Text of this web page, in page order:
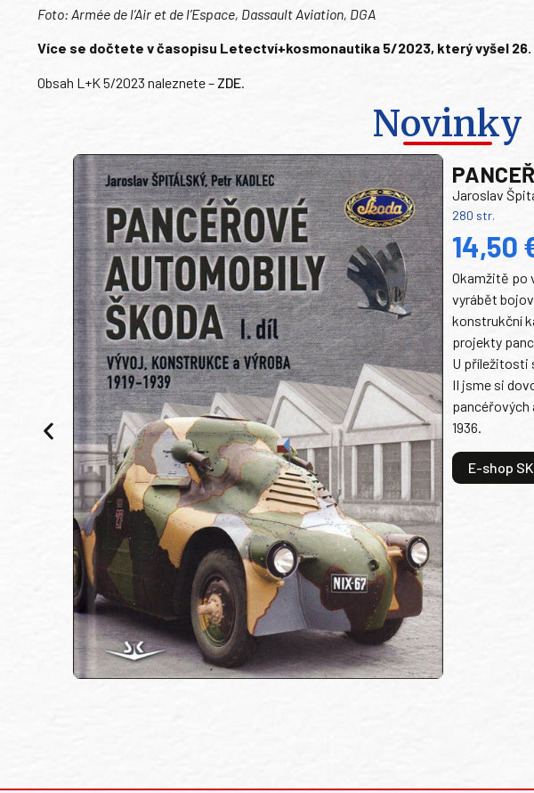
Foto: Armée de l’Air et de l’Espace, Dassault Aviation, DGA
Více se dočtete v časopisu Letectví+kosmonautika 5/2023, který vyšel 26.
Obsah L+K 5/2023 naleznete – ZDE
Novinky
Jaroslav
280 str.
14,50
Okamžitě po
vyrábět
konstrukční
projekty
U příležitosti
II jsme si
pancéřových
1936.
E-shop SK